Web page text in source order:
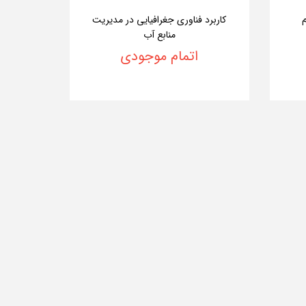
کاربرد فناوری جغرافیایی در مدیریت
منابع آب
اتمام موجودی